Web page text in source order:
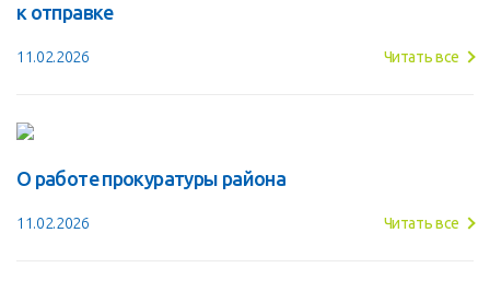
к отправке
11.02.2026 Читать все
О работе прокуратуры района
11.02.2026 Читать все